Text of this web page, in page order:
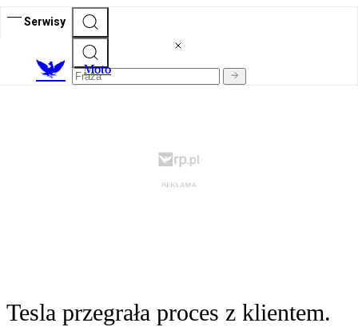
Serwisy
Moto
Tesla przegrała proces z klientem.